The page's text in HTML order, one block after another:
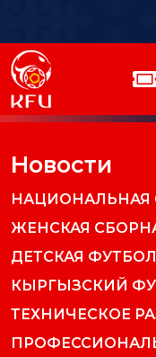
Новости
НАЦИОНАЛЬНАЯ
ЖЕНСКАЯ
ДЕТСКАЯ
КЫРГЫЗСКИЙ
ТЕХНИЧЕСКОЕ